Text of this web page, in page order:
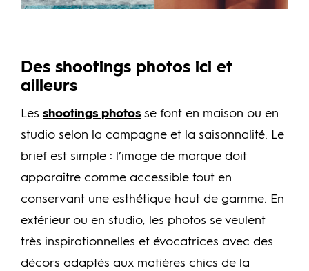
Des shootings photos ici et
ailleurs
Les shootings photos se font en maison ou en
studio selon la campagne et la saisonnalité. Le
brief est simple : l’image de marque doit
apparaître comme accessible tout en
conservant une esthétique haut de gamme. En
extérieur ou en studio, les photos se veulent
très inspirationnelles et évocatrices avec des
décors adaptés aux matières chics de la